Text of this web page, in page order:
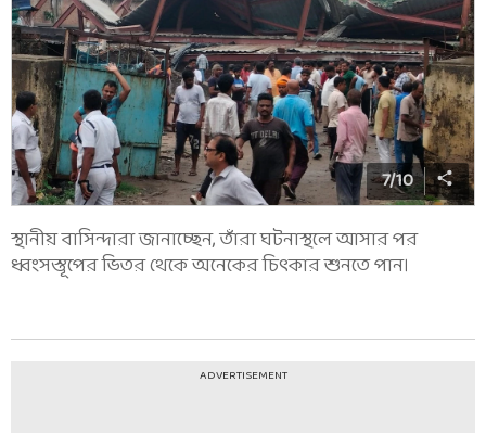
7/10
স্থানীয় বাসিন্দারা জানাচ্ছেন, তাঁরা ঘটনাস্থলে আসার পর
ধ্বংসস্তূপের ভিতর থেকে অনেকের চিৎকার শুনতে পান।
ADVERTISEMENT